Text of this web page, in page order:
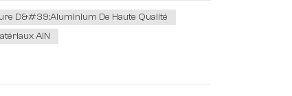
D&#39;aluminium De Haute Qualité
AlN